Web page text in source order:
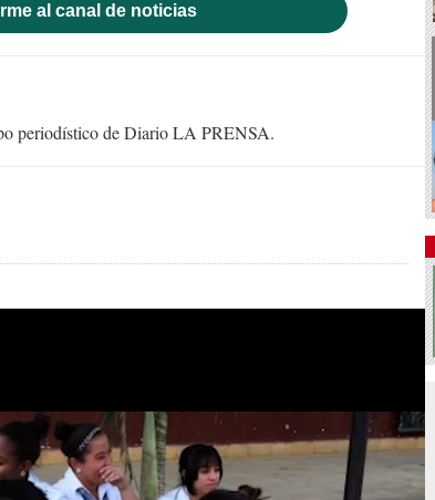
al canal de noticias
periodístico de Diario LA PRENSA.